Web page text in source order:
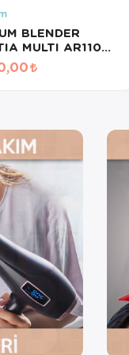
BLENDER
MULTI AR1103